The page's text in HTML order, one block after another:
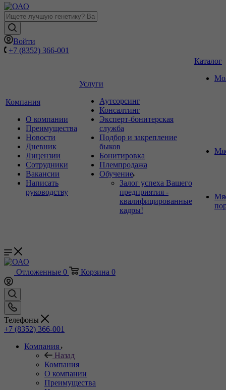
Войти
+7 (8352) 366-001
Компания
О компании
Преимущества
Новости
Дневник
Лицензии
Сотрудники
Вакансии
Написать
руководству
Услуги
Аутсорсинг
Консалтинг
Эксперт-бонитерская
служба
Подбор и закрепление
быков
Бонитировка
Племпродажа
Обучение
Залог успеха Вашего
предприятия -
квалифицированные
кадры!
Каталог
Отложенные 0 Корзина 0
Телефоны
+7 (8352) 366-001
Компания
Назад
Компания
О компании
Преимущества